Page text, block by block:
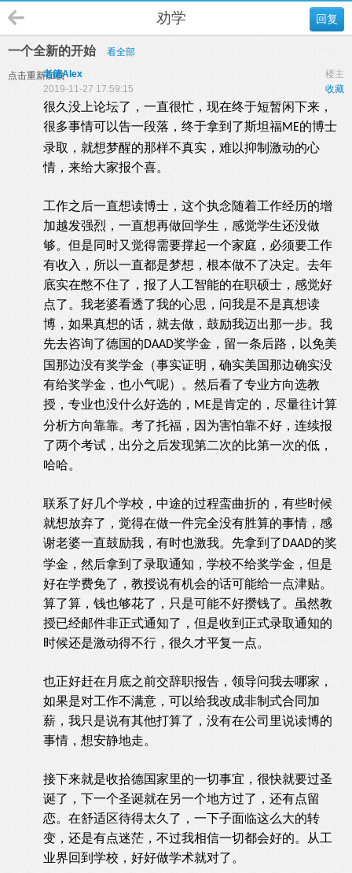
回复
劝学
一个全新的开始 看全部
点击重新加载 楼主
老德Alex
收藏
2019-11-27 17:59:15
很久没上论坛了，一直很忙，现在终于短暂闲下来，
很多事情可以告一段落，终于拿到了斯坦福ME的博士
录取，就想梦醒的那样不真实，难以抑制激动的心
情，来给大家报个喜。
工作之后一直想读博士，这个执念随着工作经历的增
加越发强烈，一直想再做回学生，感觉学生还没做
够。但是同时又觉得需要撑起一个家庭，必须要工作
有收入，所以一直都是梦想，根本做不了决定。去年
底实在憋不住了，报了人工智能的在职硕士，感觉好
点了。我老婆看透了我的心思，问我是不是真想读
博，如果真想的话，就去做，鼓励我迈出那一步。我
先去咨询了德国的DAAD奖学金，留一条后路，以免美
国那边没有奖学金（事实证明，确实美国那边确实没
有给奖学金，也小气呢）。然后看了专业方向选教
授，专业也没什么好选的， ME是肯定的，尽量往计算
分析方向靠靠。考了托福，因为害怕靠不好，连续报
了两个考试，出分之后发现第二次的比第一次的低，
哈哈。
联系了好几个学校，中途的过程蛮曲折的，有些时候
就想放弃了，觉得在做一件完全没有胜算的事情，感
谢老婆一直鼓励我，有时也激我。先拿到了 DAAD的奖
学金，然后拿到了录取通知，学校不给奖学金，但是
好在学费免了，教授说有机会的话可能给一点津贴。
算了算，钱也够花了，只是可能不好攒钱了。虽然教
授已经邮件非正式通知了，但是收到正式录取通知的
时候还是激动得不行，很久才平复一点。
也正好赶在月底之前交辞职报告，领导问我去哪家，
如果是对工作不满意，可以给我改成非制式合同加
薪，我只是说有其他打算了，没有在公司里说读博的
事情，想安静地走。
接下来就是收拾德国家里的一切事宜，很快就要过圣
诞了，下一个圣诞就在另一个地方过了，还有点留
恋。在舒适区待得太久了，一下子面临这么大的转
变，还是有点迷茫，不过我相信一切都会好的。从工
业界回到学校，好好做学术就对了。